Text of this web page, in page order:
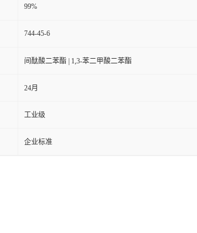
99%
744-45-6
间酞酸二苯酯 | 1,3-苯二甲酸二苯酯
24月
工业级
企业标准